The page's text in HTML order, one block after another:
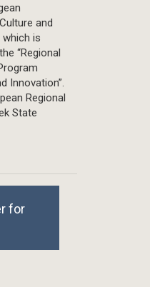
and
which is
“Regional
Innovation”.
Regional
State
for